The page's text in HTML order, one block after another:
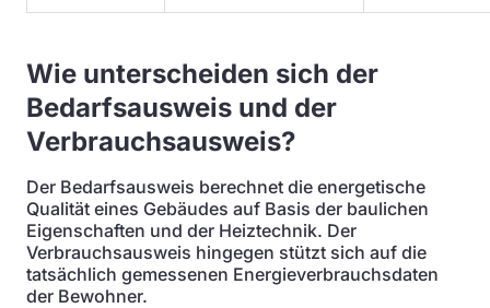
Wie unterscheiden sich der
Bedarfsausweis und der
Verbrauchsausweis?
Der Bedarfsausweis berechnet die energetische
Qualität eines Gebäudes auf Basis der baulichen
Eigenschaften und der Heiztechnik. Der
Verbrauchsausweis hingegen stützt sich auf die
tatsächlich gemessenen Energieverbrauchsdaten
der Bewohner.